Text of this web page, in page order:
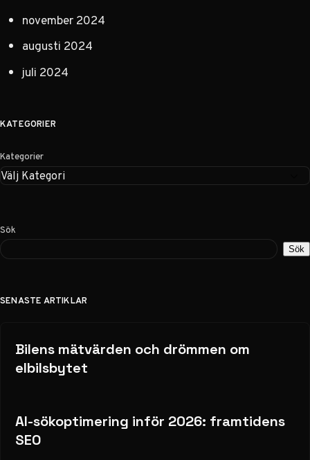
november 2024
augusti 2024
juli 2024
KATEGORIER
Kategorier
Sök
Sök
SENASTE ARTIKLAR
Bilens mätvärden och drömmen om
elbilsbytet
AI-sökoptimering inför 2026: framtidens
SEO